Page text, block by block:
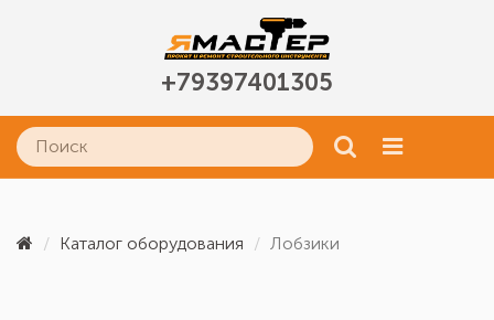
+79397401305
Каталог оборудования Лобзики